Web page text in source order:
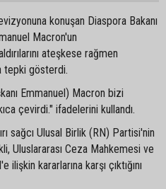
konuşan Diaspora Bakanı
Macron'un
ateşkese rağmen
tepki gösterdi.
Emmanuel) Macron bizi
çevirdi." ifadelerini kullandı.
sağcı Ulusal Birlik (RN) Partisi'nin
Uluslararası Ceza Mahkemesi ve
ilişkin kararlarına karşı çıktığını